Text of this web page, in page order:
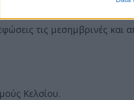
τις μεσημβρινές και
Κελσίου.